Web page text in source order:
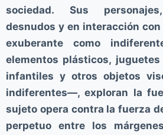
sociedad. Sus
desnudos y en interacción
exuberante como
elementos plásticos, juguetes
infantiles y otros objetos
indiferentes—, exploran la
sujeto opera contra la fuerza
perpetuo entre los